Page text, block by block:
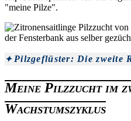
"meine Pilze".
Pilzgeflüster: Die zweite
Meine Pilzzucht im
Wachstumszyklus